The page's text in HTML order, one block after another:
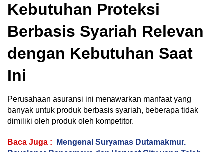
Kebutuhan Proteksi
Berbasis Syariah Relevan
dengan Kebutuhan Saat
Ini
Perusahaan asuransi ini menawarkan manfaat yang
banyak untuk produk berbasis syariah, beberapa tidak
dimiliki oleh produk oleh kompetitor.
Baca Juga :
Mengenal Suryamas Dutamakmur.